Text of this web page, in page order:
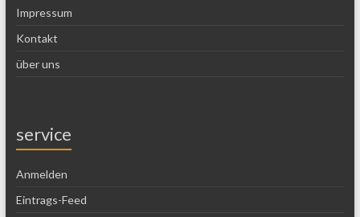
Impressum
Kontakt
über uns
service
Anmelden
Eintrags-Feed